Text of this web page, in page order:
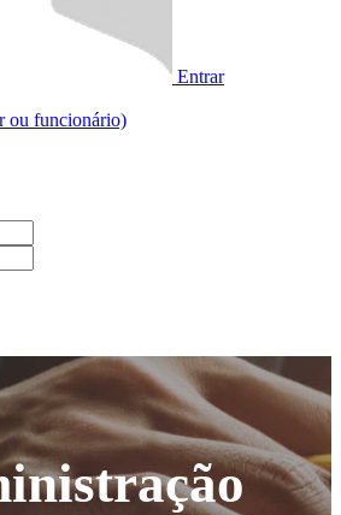
Entrar
ou funcionário)